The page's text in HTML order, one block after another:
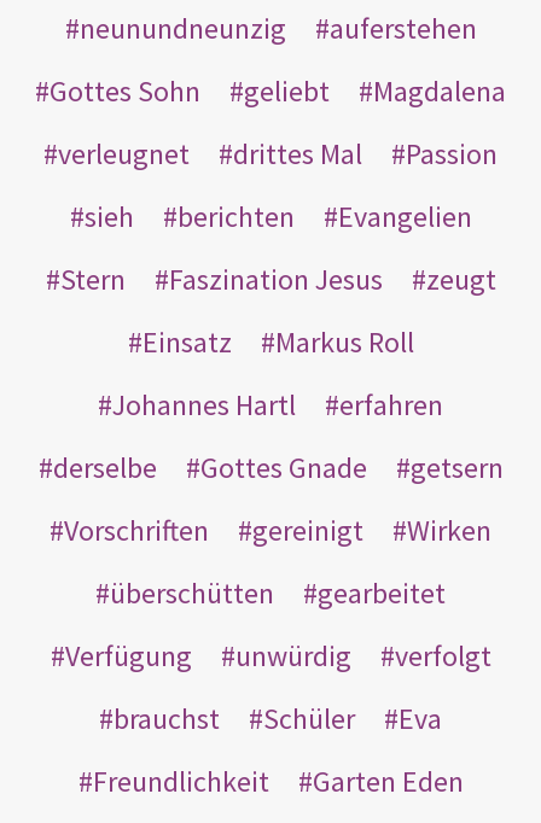
neunundneunzig
auferstehen
Gottes Sohn
geliebt
Magdalena
verleugnet
drittes Mal
Passion
sieh
berichten
Evangelien
Stern
Faszination Jesus
zeugt
Einsatz
Markus Roll
Johannes Hartl
erfahren
derselbe
Gottes Gnade
getsern
Vorschriften
gereinigt
Wirken
überschütten
gearbeitet
Verfügung
unwürdig
verfolgt
brauchst
Schüler
Eva
Freundlichkeit
Garten Eden